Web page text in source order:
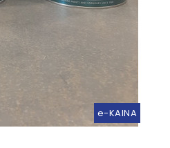
e-KAINA